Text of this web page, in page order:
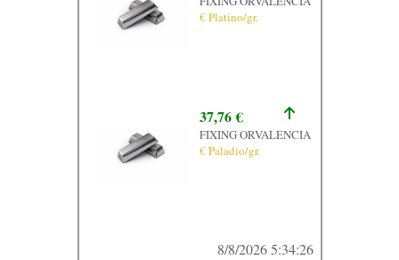
€ Platino/gr.
37,76 €
FIXING ORVALENCIA
€ Paladio/gr.
8/8/2026 5:34:26